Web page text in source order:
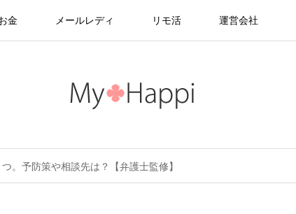
金 メールレディ リモ活 運営会社
。予防策や相談先は？【弁護士監修】